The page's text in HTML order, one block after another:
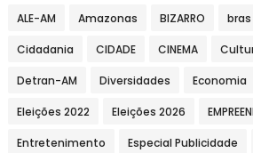
ALE-AM Amazonas BIZARRO bras
Cidadania CIDADE CINEMA
Detran-AM Diversidades Economia
Eleições 2022 Eleições 2026
Entretenimento Especial Publicidade